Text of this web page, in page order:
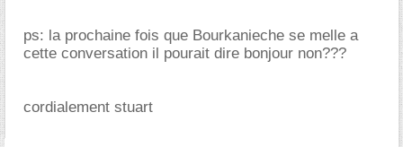
ps: la prochaine fois que Bourkanieche se melle a
cette conversation il pourait dire bonjour non???
cordialement stuart